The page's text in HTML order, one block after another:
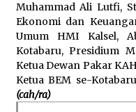
Muhammad Ali Lutfi,
Ekonomi dan
Umum HMI Kalsel,
Kotabaru, Presidium
Ketua Dewan Pakar
Ketua BEM se-
(cah/ra)